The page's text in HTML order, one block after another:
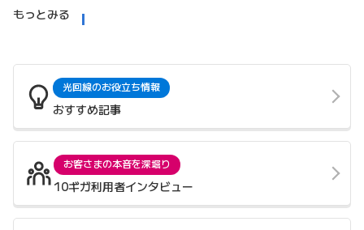
もっとみる
光回線のお役立ち情報
おすすめ記事
お客さまの本音を深堀り
10ギガ利用者インタビュー